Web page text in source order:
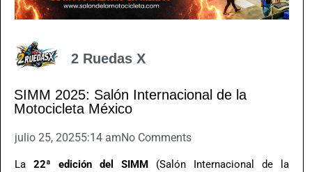
2 Ruedas X
SIMM 2025: Salón Internacional de la
Motocicleta México
julio 25, 20255:14 amNo Comments
La 22ª edición del SIMM(Salón Internacional de la